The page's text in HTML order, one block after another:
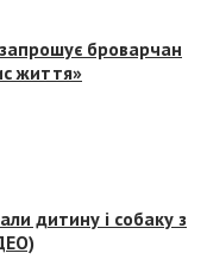
броварчан
життя»
дитину і собаку з